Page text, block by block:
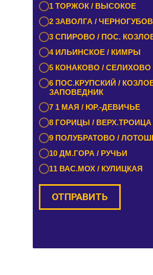
ЭММАУСС
2 ЛИХОСЛАВЛЬ /
3 ЕМЕЛЬЯНОВО /
4 ТУРГИНОВО /
5 КАШИН / КАЛЯЗИН
6 РАМЕШКИ /
1 ТОРЖОК / ВЫСОКОЕ
2 ЗАВОЛГА /
3 СПИРОВО / ПОС.
4 ИЛЬИНСКОЕ / КИМРЫ
5 КОНАКОВО / СЕЛИХОВО
6 ПОС.КРУПСКИЙ / КОЗЛОВО-
ЗАПОВЕДНИК
7 1 МАЯ / ЮР.-ДЕВИЧЬЕ
8 ГОРИЦЫ / ВЕРХ.ТРОИЦА
9 ПОЛУБРАТОВО /
10 ДМ.ГОРА / РУЧЬИ
11 ВАС.МОХ / КУЛИЦКАЯ
ОТПРАВИТЬ